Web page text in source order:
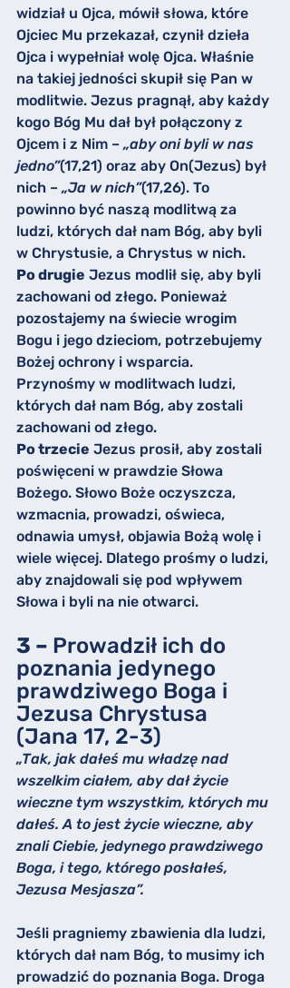
widział u Ojca, mówił słowa, które
Ojciec Mu przekazał, czynił dzieła
Ojca i wypełniał wolę Ojca. Właśnie
na takiej jedności skupił się Pan w
modlitwie. Jezus pragnął, aby każdy
kogo Bóg Mu dał był połączony z
Ojcem i z Nim – „aby oni byli w nas
jedno”(17,21) oraz aby On(Jezus) był
nich – „Ja w nich”(17,26). To
powinno być naszą modlitwą za
ludzi, których dał nam Bóg, aby byli
w Chrystusie, a Chrystus w nich.
Po drugie Jezus modlił się, aby byli
zachowani od złego. Ponieważ
pozostajemy na świecie wrogim
Bogu i jego dzieciom, potrzebujemy
Bożej ochrony i wsparcia.
Przynośmy w modlitwach ludzi,
których dał nam Bóg, aby zostali
zachowani od złego.
Po trzecie Jezus prosił, aby zostali
poświęceni w prawdzie Słowa
Bożego. Słowo Boże oczyszcza,
wzmacnia, prowadzi, oświeca,
odnawia umysł, objawia Bożą wolę i
wiele więcej. Dlatego prośmy o ludzi,
aby znajdowali się pod wpływem
Słowa i byli na nie otwarci.
3 – Prowadził ich do
poznania jedynego
prawdziwego Boga i
Jezusa Chrystusa
(Jana 17, 2-3)
„Tak, jak dałeś mu władzę nad
wszelkim ciałem, aby dał życie
wieczne tym wszystkim, których mu
dałeś. A to jest życie wieczne, aby
znali Ciebie, jedynego prawdziwego
Boga, i tego, którego posłałeś,
Jezusa Mesjasza”.
Jeśli pragniemy zbawienia dla ludzi,
których dał nam Bóg, to musimy ich
prowadzić do poznania Boga. Droga